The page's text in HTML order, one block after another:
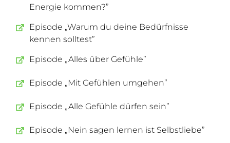
Energie kommen?”
Episode „Warum du deine Bedürfnisse
kennen solltest”
Episode „Alles über Gefühle”
Episode „Mit Gefühlen umgehen”
Episode „Alle Gefühle dürfen sein”
Episode „Nein sagen lernen ist Selbstliebe”